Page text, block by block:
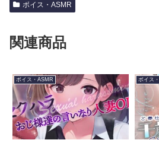
ボイス・ASMR
関連商品
ボイス・ASMR ボイス